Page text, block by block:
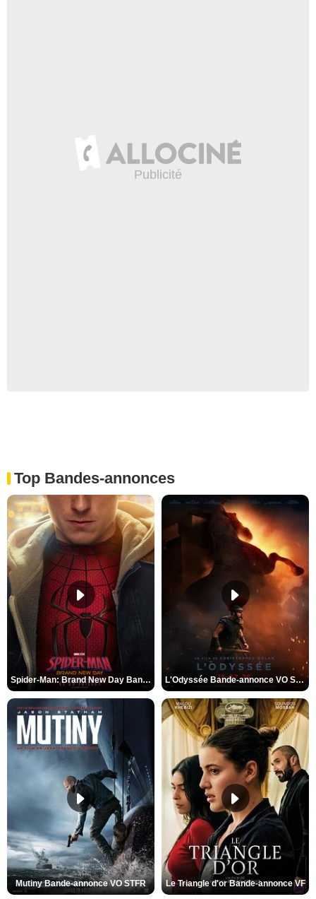
Top Bandes-annonces
Spider-Man: Brand New Day Bande-annonce VO STFR L'Odyssée Bande-annonce VO STFR
Mutiny Bande-annonce VO STFR Le Triangle d'or Bande-annonce VF